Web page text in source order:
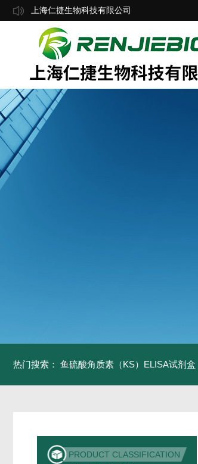
上海仁捷生物科技有限公司
热门搜索： 鱼硫酸角质素（KS）ELISA试剂盒
PRODUCT CLASSIFICATION